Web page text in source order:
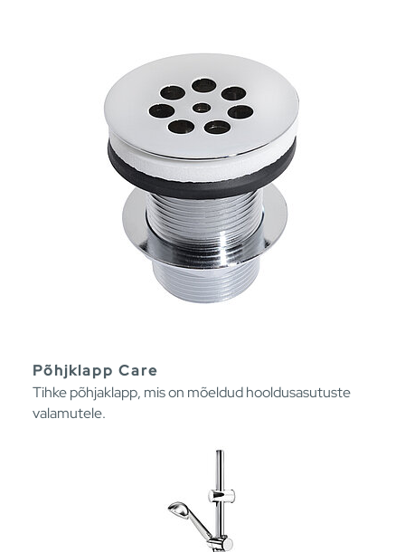
Põhjklapp Care
Tihke põhjaklapp, mis on mõeldud hooldusasutuste
valamutele.